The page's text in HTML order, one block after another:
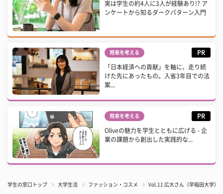
実は学生の約4人に3人が経験あり!? ア
ンケートから知るダークパターン入門
将来を考える PR
「日本経済への貢献」を軸に、走り続
けた先にあったもの。入省3年目での法
案...
将来を考える PR
Oliveの魅力を学生とともに広げる - 企
業の課題から創出した実践的な...
学生の窓口トップ 大学生活 ファッション・コスメ Vol.11 広大さん（早稲田大学）